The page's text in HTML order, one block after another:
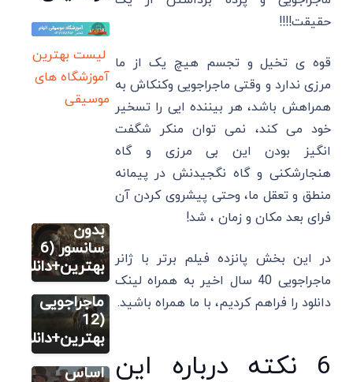
حقیقت!!!!
قوه ی تخیل و تجسم هیچ یک از ما
مرزی ندارد و وقتی ماجراجویی وکنکاش به
همراهش باشد، هر بیننده ایی را تسخیر
خود می کند، نمی توان منکر شگفت
انگیز بودن این بی مرزی و گاه
هنجارشکنی و گاه نگجیدنش در پیمانه
منطق و تعقل ما، وحتی پیشروی کردن آن
فرای بعد مکان و زمان ، شد!
در این بخش پانزده فیلم برتر با ژانر
ماجراجویی 40 سال اخیر به همراه لینک
دانلود را فراهم کردیم، با ما همراه باشید.
6 نکته درباره این
لیست بهترین
آموزشگاه های
موسیقی
بدون
سانسور (6
بهترین+دانلود)
فیلم
فیلم های
تاریخی
ماجراجویی
(12
بهترین+دانلود)
فیلم
12 بهترین
فیلم
تاریخی بر
اساس
فیلم
14 فیلم